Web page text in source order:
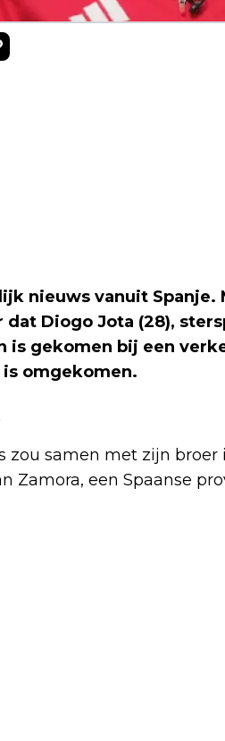
nieuws vanuit
dat Diogo Jota (28),
is gekomen bij een
omgekomen.
zou samen met zijn
Zamora, een Spaanse